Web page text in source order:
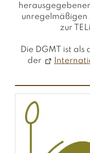
unregelmäßigen
zur
Die DGMT ist
der